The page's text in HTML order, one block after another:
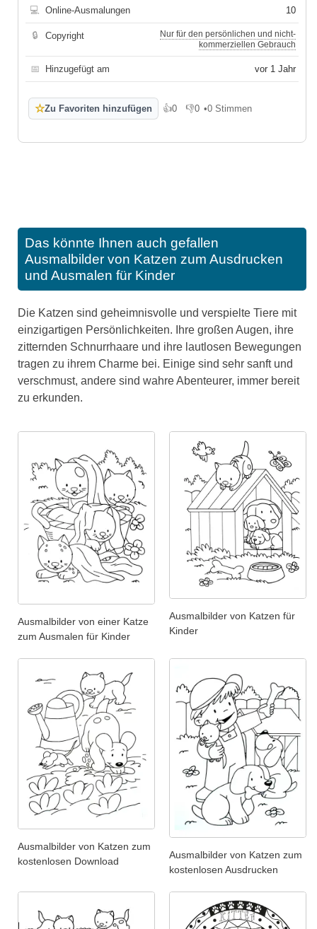
💻 Online-Ausmalungen 10
🔒 Copyright
Nur für den persönlichen und nicht-
kommerziellen Gebrauch
📅 Hinzugefügt am vor 1 Jahr
☆Zu Favoriten hinzufügen 👍0
Gefällt mir
👎0
Gefällt mir nicht
•0 Stimmen
Das könnte Ihnen auch gefallen
Ausmalbilder von Katzen zum Ausdrucken
und Ausmalen für Kinder
Die Katzen sind geheimnisvolle und verspielte Tiere mit
einzigartigen Persönlichkeiten. Ihre großen Augen, ihre
zitternden Schnurrhaare und ihre lautlosen Bewegungen
tragen zu ihrem Charme bei. Einige sind sehr sanft und
verschmust, andere sind wahre Abenteurer, immer bereit
zu erkunden.
Ausmalbilder von einer Katze
zum Ausmalen für Kinder
Ausmalbilder von Katzen für
Kinder
Ausmalbilder von Katzen zum
kostenlosen Download
Ausmalbilder von Katzen zum
kostenlosen Ausdrucken